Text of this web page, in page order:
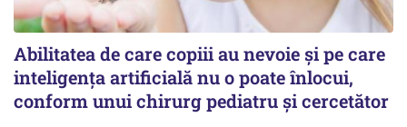
Abilitatea de care copiii au nevoie și pe care
inteligența artificială nu o poate înlocui,
conform unui chirurg pediatru și cercetător